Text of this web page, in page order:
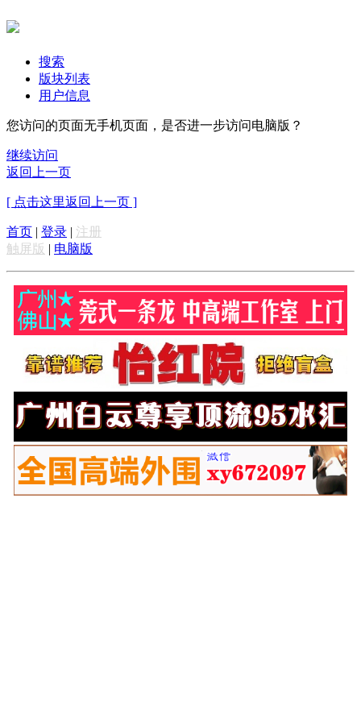
搜索
版块列表
用户信息
您访问的页面无手机页面，是否进一步访问电脑版？
继续访问
返回上一页
[ 点击这里返回上一页 ]
首页 | 登录 | 注册
触屏版 | 电脑版